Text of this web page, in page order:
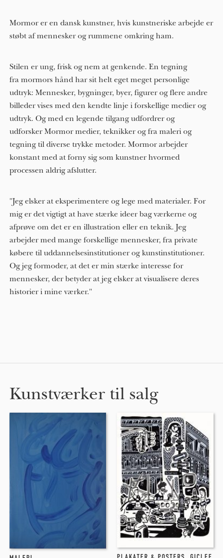
Mormor er en dansk kunstner, hvis kunstneriske arbejde er
støbt af mennesker og rummene omkring ham.
Stilen er ung, frisk og nem at genkende. En tegning
fra mormors hånd har sit helt eget meget personlige
udtryk: Mennesker, bygninger, byer, figurer og flere andre
billeder vises med den kendte linje i forskellige medier og
udtryk. Og med en legende tilgang udfordrer og
udforsker Mormor medier, teknikker og fra maleri og
tegning til diverse trykke metoder. Mormor arbejder
konstant med at forny sig som kunstner hvormed
processen aldrig afslutter.
"Jeg elsker at eksperimentere og lege med materialer. For
mig er det vigtigt at have stærke ideer bag værkerne og
afprøve om det er en illustration eller en teknik. Jeg
arbejder med mange forskellige mennesker, fra private
købere til uddannelsesinstitutioner og kunstinstitutioner.
Og jeg formoder, at det er min stærke interesse for
mennesker, der betyder at jeg elsker at visualisere deres
historier i mine værker."
Kunstværker til salg